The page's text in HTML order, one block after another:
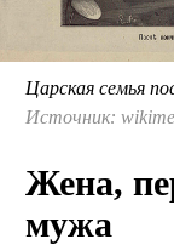
Царская семья
Источник:
Жена,
мужа